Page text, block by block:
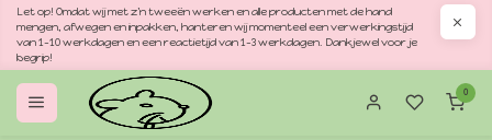
Let op! Omdat wij met z'n tweeën werken en alle producten met de hand
mengen, afwegen en inpakken, hanteren wij momenteel een verwerkingstijd
van 1–10 werkdagen en een reactietijd van 1–3 werkdagen. Dankjewel voor je
begrip!
0